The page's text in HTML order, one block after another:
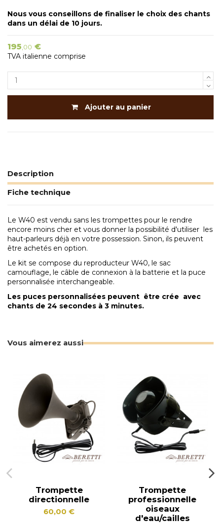
Nous vous conseillons de finaliser le choix des chants
dans un délai de 10 jours.
195 ,00 €
TVA italienne comprise
Ajouter au panier
Description
Fiche technique
Le W40 est vendu sans les trompettes pour le rendre
encore moins cher et vous donner la possibilité d'utiliser les
haut-parleurs déjà en votre possession. Sinon, ils peuvent
être achetés en option.
Le kit se compose du reproducteur W40, le sac
camouflage, le câble de connexion à la batterie et la puce
personnalisée interchangeable.
Les puces personnalisées peuvent être crée avec
chants de 24 secondes à 3 minutes.
Vous aimerez aussi
Trompette
directionnelle
60,00 €
Trompette
professionnelle
oiseaux
d'eau/cailles